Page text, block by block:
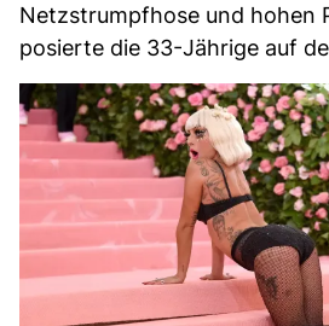
Netzstrumpfhose und hohen
posierte die 33-Jährige auf